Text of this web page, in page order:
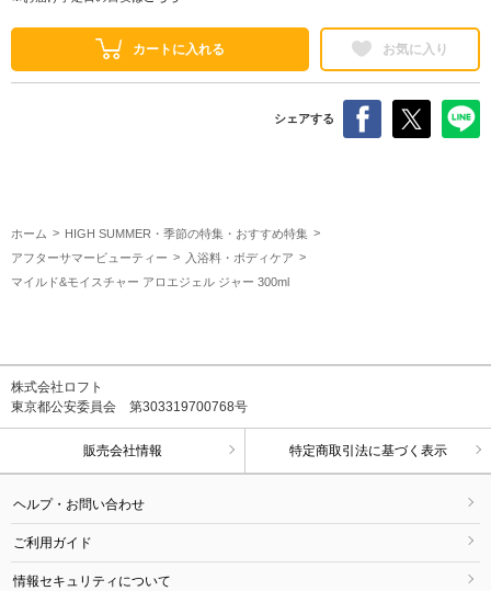
カートに入れる お気に入り
シェアする
ホーム
HIGH SUMMER・季節の特集・おすすめ特集
アフターサマービューティー
入浴料・ボディケア
マイルド&モイスチャー アロエジェル ジャー 300ml
株式会社ロフト
東京都公安委員会 第303319700768号
販売会社情報 特定商取引法に基づく表示
ヘルプ・お問い合わせ
ご利用ガイド
情報セキュリティについて